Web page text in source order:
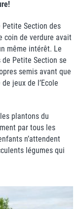
Section des
coin de verdure avait
même intérêt. Le
Petite Section se
semis avant que
jeux de l’Ecole
plantons du
par tous les
n’attendent
légumes qui